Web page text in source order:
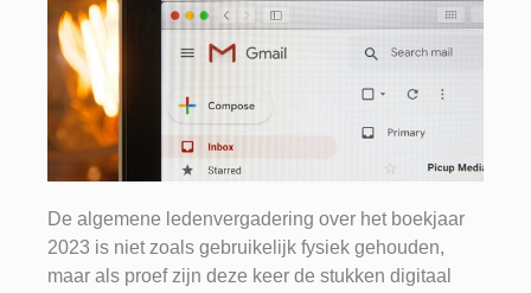
De algemene ledenvergadering over het boekjaar
2023 is niet zoals gebruikelijk fysiek gehouden,
maar als proef zijn deze keer de stukken digitaal